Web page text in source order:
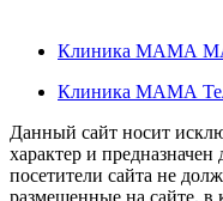
Клиника МАМА
Клиника МАМА
Данный сайт носит
характер и предназначен
посетители сайта не
размещенные на сайте, в